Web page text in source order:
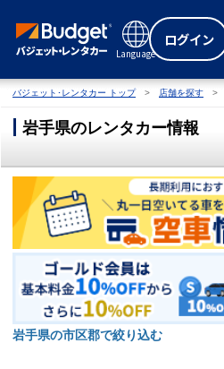
Language
ログイン
バジェット･レンタカー トップ 店舗を探す
岩手県のレンタカー情報
岩手県の市区郡で絞り込む